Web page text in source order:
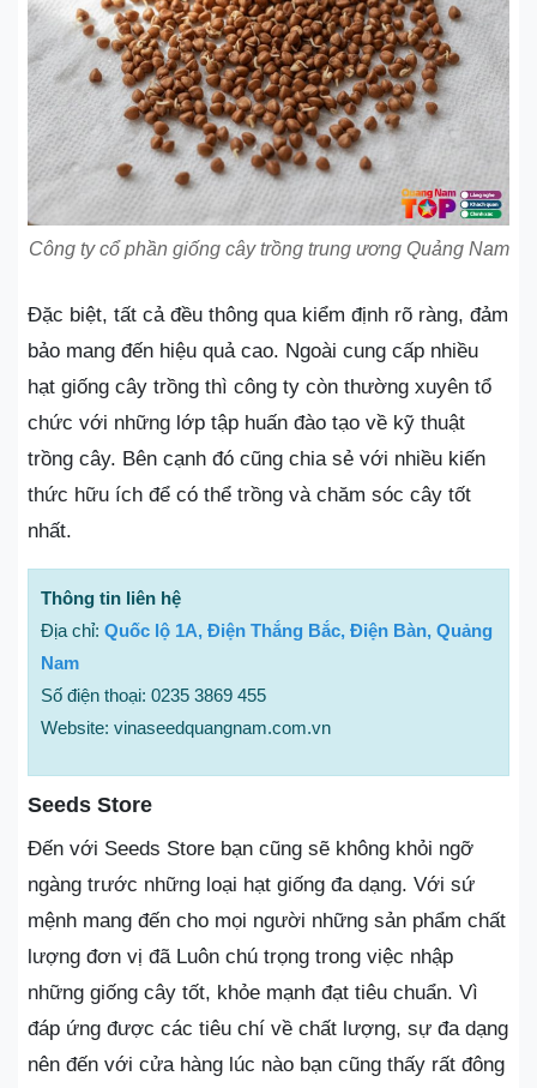
Công ty cổ phần giống cây trồng trung ương Quảng Nam
Đặc biệt, tất cả đều thông qua kiểm định rõ ràng, đảm
bảo mang đến hiệu quả cao. Ngoài cung cấp nhiều
hạt giống cây trồng thì công ty còn thường xuyên tổ
chức với những lớp tập huấn đào tạo về kỹ thuật
trồng cây. Bên cạnh đó cũng chia sẻ với nhiều kiến
thức hữu ích để có thể trồng và chăm sóc cây tốt
nhất.
Thông tin liên hệ
Địa chỉ: Quốc lộ 1A, Điện Thắng Bắc, Điện Bàn, Quảng
Nam
Số điện thoại: 0235 3869 455
Website: vinaseedquangnam.com.vn
Seeds Store
Đến với Seeds Store bạn cũng sẽ không khỏi ngỡ
ngàng trước những loại hạt giống đa dạng. Với sứ
mệnh mang đến cho mọi người những sản phẩm chất
lượng đơn vị đã Luôn chú trọng trong việc nhập
những giống cây tốt, khỏe mạnh đạt tiêu chuẩn. Vì
đáp ứng được các tiêu chí về chất lượng, sự đa dạng
nên đến với cửa hàng lúc nào bạn cũng thấy rất đông